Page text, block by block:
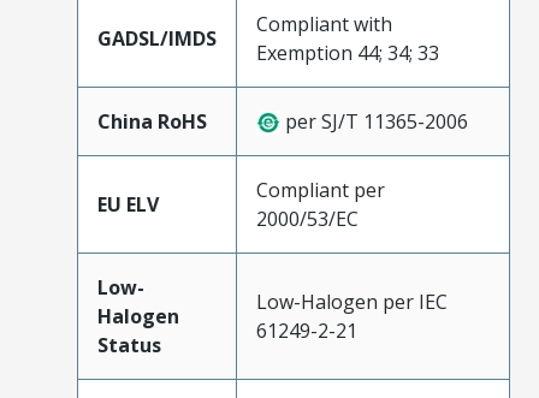
GADSL/IMDS
Compliant with
Exemption 44; 34; 33
China RoHS per SJ/T 11365-2006
EU ELV
Compliant per
2000/53/EC
Low-
Halogen
Status
Low-Halogen per IEC
61249-2-21